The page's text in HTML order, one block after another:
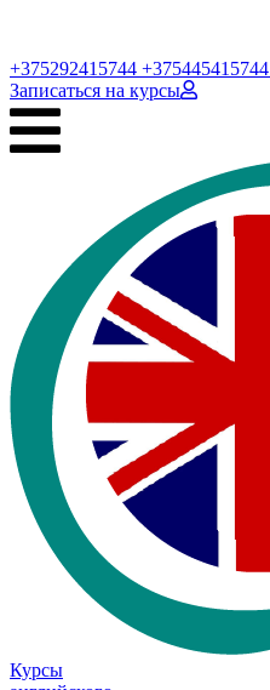
+375292415744 +375445415744
Записаться на курсы
Курсы